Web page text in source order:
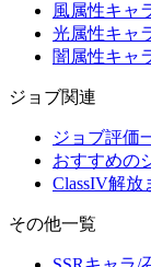
風属性キャ
光属性キャ
闇属性キャ
ジョブ関連
ジョブ評価
おすすめの
ClassIV解放
その他一覧